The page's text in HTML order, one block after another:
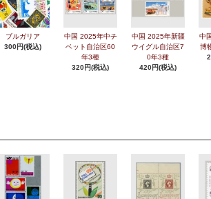
ブルガリア
300円(税込)
中国 2025年中チ
ベット自治区60
年3種
320円(税込)
中国 2025年新疆
ウイグル自治区7
0年3種
420円(税込)
中
博